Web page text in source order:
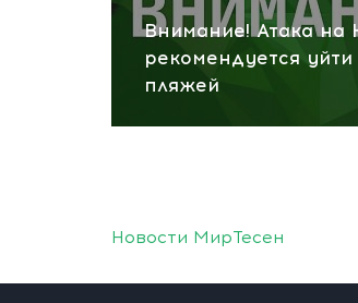
Внимание! Атака на
рекомендуется
пляжей
Новости МирТесен